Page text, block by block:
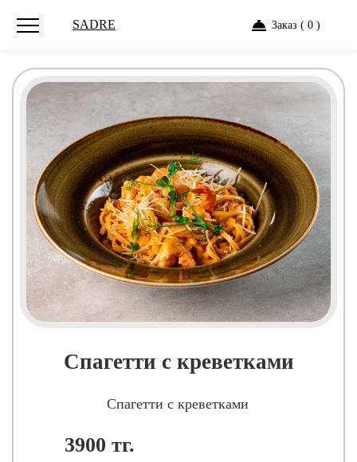
SADRE Заказ ( 0 )
Спагетти с креветками
Спагетти с креветками
3900 тг.